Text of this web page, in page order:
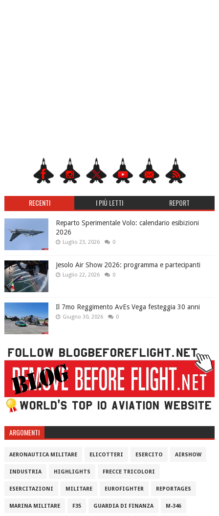
RECENTI I PIÙ LETTI REPORT
Reparto Sperimentale Volo: calendario esibizioni
2026
Luglio 23, 2026 0
Jesolo Air Show 2026: programma e partecipanti
Luglio 22, 2026 0
Il 7mo Reggimento AvEs Vega festeggia 30 anni
Giugno 30, 2026 0
ARGOMENTI
AERONAUTICA MILITARE ELICOTTERI ESERCITO AIRSHOW
INDUSTRIA HIGHLIGHTS FRECCE TRICOLORI
ESERCITAZIONI MILITARE EUROFIGHTER REPORTAGES
MARINA MILITARE F35 GUARDIA DI FINANZA M-346